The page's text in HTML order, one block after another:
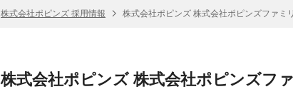
株式会社ポピンズ 採用情報 株式会社ポピンズ 株式会社ポピンズファミ
株式会社ポピンズ 株式会社ポピンズフ